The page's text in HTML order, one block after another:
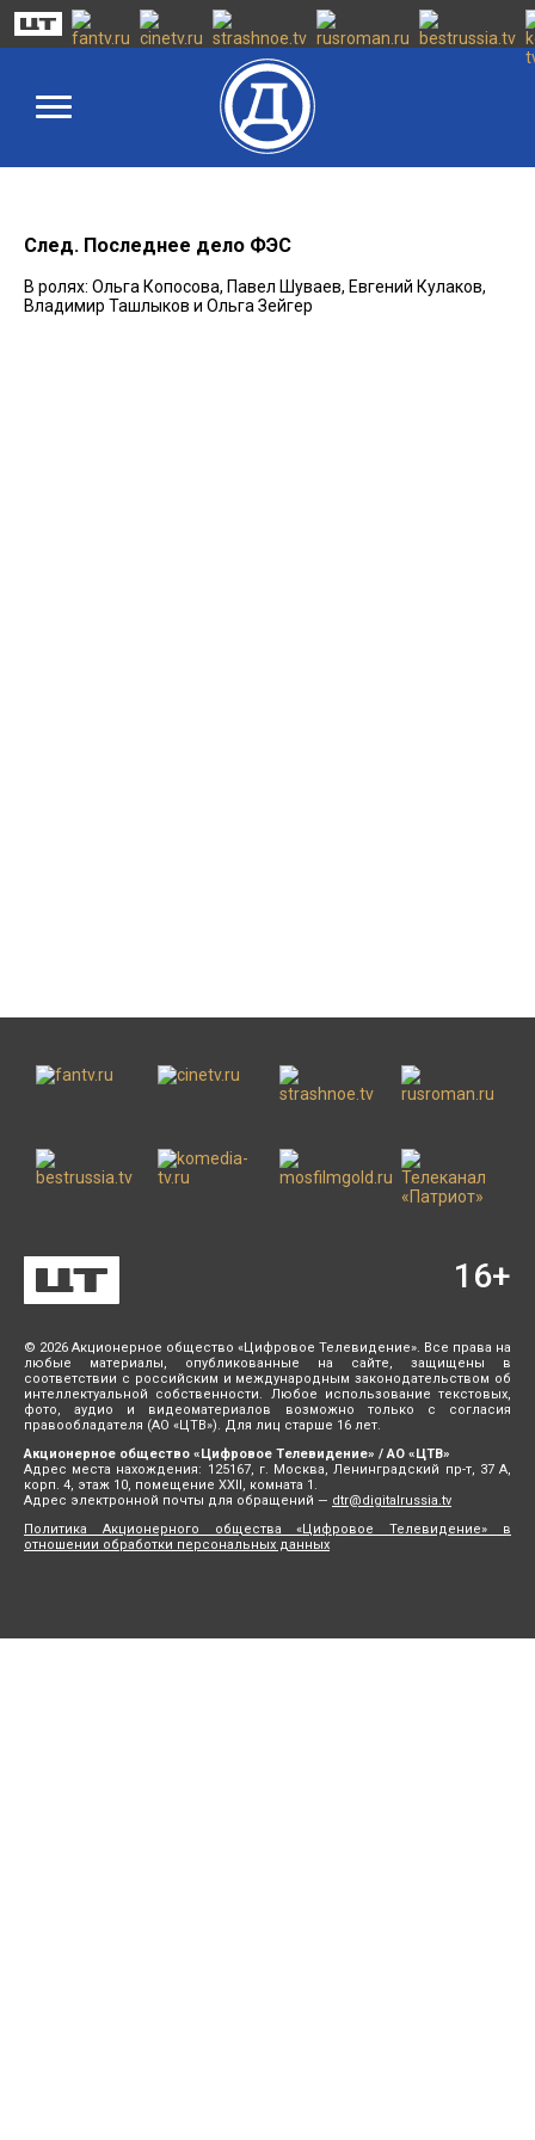
След. Последнее дело ФЭС
В ролях: Ольга Копосова, Павел Шуваев, Евгений Кулаков,
Владимир Ташлыков и Ольга Зейгер
© 2026 Акционерное общество «Цифровое Телевидение». Все права на
любые материалы, опубликованные на сайте, защищены в
соответствии с российским и международным законодательством об
интеллектуальной собственности. Любое использование текстовых,
фото, аудио и видеоматериалов возможно только с согласия
правообладателя (АО «ЦТВ»). Для лиц старше 16 лет.
Акционерное общество «Цифровое Телевидение» / АО «ЦТВ»
Адрес места нахождения: 125167, г. Москва, Ленинградский пр-т, 37 А,
корп. 4, этаж 10, помещение XXII, комната 1.
Адрес электронной почты для обращений — dtr@digitalrussia.tv
Политика Акционерного общества «Цифровое Телевидение» в
отношении обработки персональных данных
16+